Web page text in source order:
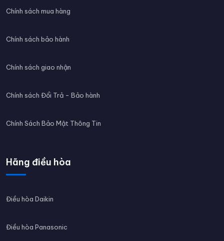
Chính sách mua hàng
Chính sách bảo hành
Chính sách giao nhận
Chính sách Đổi Trả - Bảo hành
Chính Sách Bảo Mật Thông Tin
Hãng điều hòa
Điều hòa Daikin
Điều hòa Panasonic